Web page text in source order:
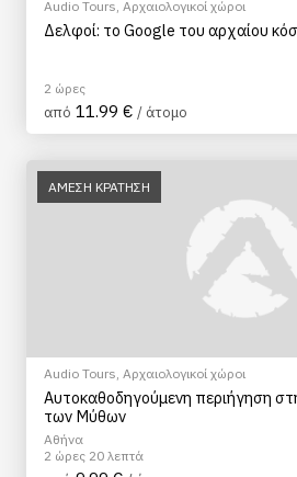
Audio Tours, Αρχαιολογικοί χώροι
Δελφοί: το Google του αρχαίου
2 ώρες
από 11.99 € / άτομο
ΑΜΕΣΗ ΚΡΑΤΗΣΗ
Audio Tours, Αρχαιολογικοί χώροι
Αυτοκαθοδηγούμενη περιήγηση
των Μύθων
Αθήνα
2 ώρες 20 λεπτά